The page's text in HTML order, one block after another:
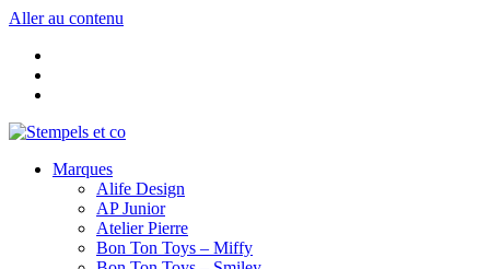
Aller au contenu
Marques
Alife Design
AP Junior
Atelier Pierre
Bon Ton Toys – Miffy